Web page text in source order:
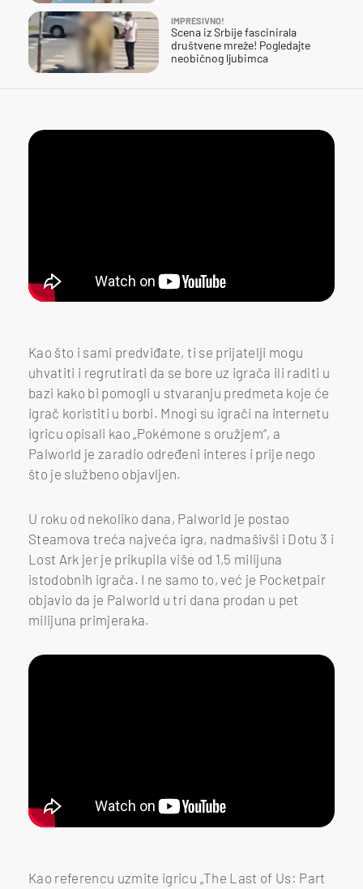
IMPRESIVNO!
Scena iz Srbije fascinirala
društvene mreže! Pogledajte
neobičnog ljubimca
Kao što i sami predviđate, ti se prijatelji mogu
uhvatiti i regrutirati da se bore uz igrača ili raditi u
bazi kako bi pomogli u stvaranju predmeta koje će
igrač koristiti u borbi. Mnogi su igrači na internetu
igricu opisali kao „Pokémone s oružjem“, a
Palworld je zaradio određeni interes i prije nego
što je službeno objavljen.
U roku od nekoliko dana, Palworld je postao
Steamova treća najveća igra, nadmašivši i Dotu 3 i
Lost Ark jer je prikupila više od 1,5 milijuna
istodobnih igrača. I ne samo to, već je Pocketpair
objavio da je Palworld u tri dana prodan u pet
milijuna primjeraka.
Kao referencu uzmite igricu „The Last of Us: Part